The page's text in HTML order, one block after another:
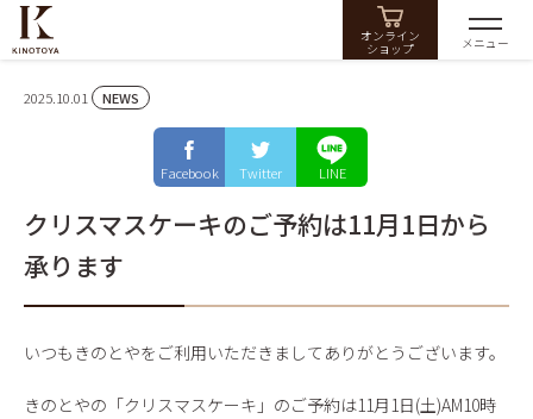
オンライン
ショップ メニュー
2025.10.01 NEWS
Facebook Twitter LINE
クリスマスケーキのご予約は11月1日から
承ります
いつもきのとやをご利用いただきましてありがとうございます。
きのとやの「クリスマスケーキ」のご予約は11月1日(土)AM10時